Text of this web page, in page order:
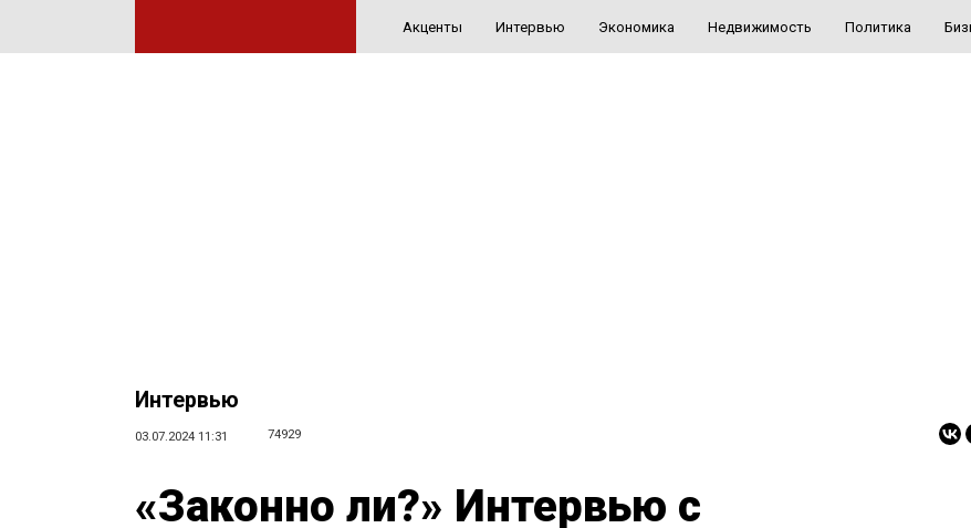
Акценты Интервью Экономика Недвижимость Политика
Интервью
03.07.2024 11:31 74929
«Законно ли?» Интервью с